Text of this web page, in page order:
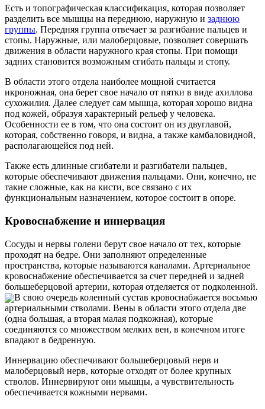
Есть и топографическая классификация, которая позволяет
разделить все мышцы на переднюю, наружную и заднюю
группы. Передняя группа отвечает за разгибание пальцев и
стопы. Наружные, или малоберцовые, позволяет совершать
движения в области наружного края стопы. При помощи
задних становится возможным сгибать пальцы и стопу.
В области этого отдела наиболее мощной считается
икроножная, она берет свое начало от пятки в виде ахиллова
сухожилия. Далее следует сам мышца, которая хорошо видна
под кожей, образуя характерный рельеф у человека.
Особенности ее в том, что она состоит он из двуглавой,
которая, собственно говоря, и видна, а также камбаловидной,
располагающейся под ней.
Также есть длинные сгибатели и разгибатели пальцев,
которые обеспечивают движения пальцами. Они, конечно, не
такие сложные, как на кисти, все связано с их
функциональным назначением, которое состоит в опоре.
Кровоснабжение и иннервация
Сосуды и нервы голени берут свое начало от тех, которые
проходят на бедре. Они заполняют определенные
пространства, которые называются каналами. Артериальное
кровоснабжение обеспечивается за счет передней и задней
большеберцовой артерии, которая отделяется от подколенной.
В свою очередь коленный сустав кровоснабжается восьмью
артериальными стволами. Вены в области этого отдела две
(одна большая, а вторая малая подкожная), которые
соединяются со множеством мелких вен, в конечном итоге
впадают в бедренную.
Иннервацию обеспечивают большеберцовый нерв и
малоберцовый нерв, которые отходят от более крупных
стволов. Иннервируют они мышцы, а чувствительность
обеспечивается кожными нервами.